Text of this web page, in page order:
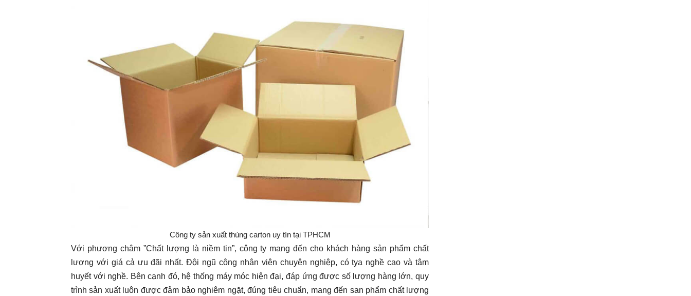
Công ty sản xuất thùng carton uy tín tại TPHCM
Với phương châm ”Chất lượng là niềm tin”, công ty mang đến cho khách hàng sản phẩm chất
lượng với giá cả ưu đãi nhất. Đội ngũ công nhân viên chuyên nghiệp, có tya nghề cao và tâm
huyết với nghề. Bên cạnh đó, hệ thống máy móc hiện đại, đáp ứng được số lượng hàng lớn, quy
trình sản xuất luôn được đảm bảo nghiêm ngặt, đúng tiêu chuẩn, mang đến san phẩm chất lượng